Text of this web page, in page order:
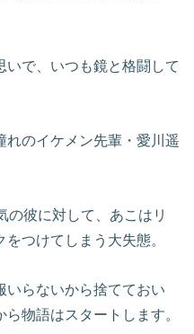
いで、いつも鏡と格闘して
れのイケメン先輩・愛川遥
の彼に対して、あこはリ
つけてしまう大失態。
いらないから捨てておい
物語はスタートします。